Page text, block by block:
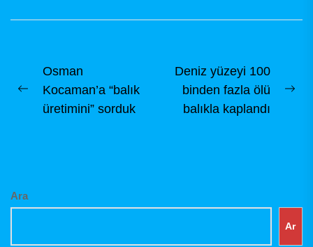
çeşitlerindendir Bu
Yazı
gezinmesi
Previous
post:
Osman
Kocaman’a “balık
üretimini” sorduk
Deniz yüzeyi 100
binden fazla ölü
balıkla kaplandı
Ara
Ar